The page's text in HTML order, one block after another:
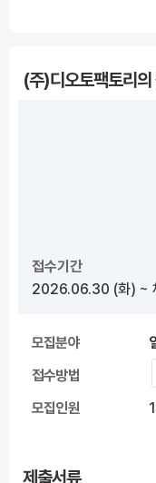
(주)디오토팩토리
접수기간
2026.06.30 (화) ~
모집분야
접수방법
모집인원
제출서류